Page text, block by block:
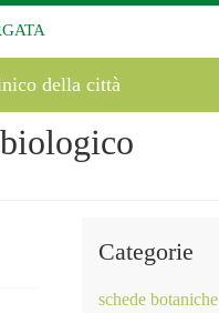
della città
Categorie
schede botaniche